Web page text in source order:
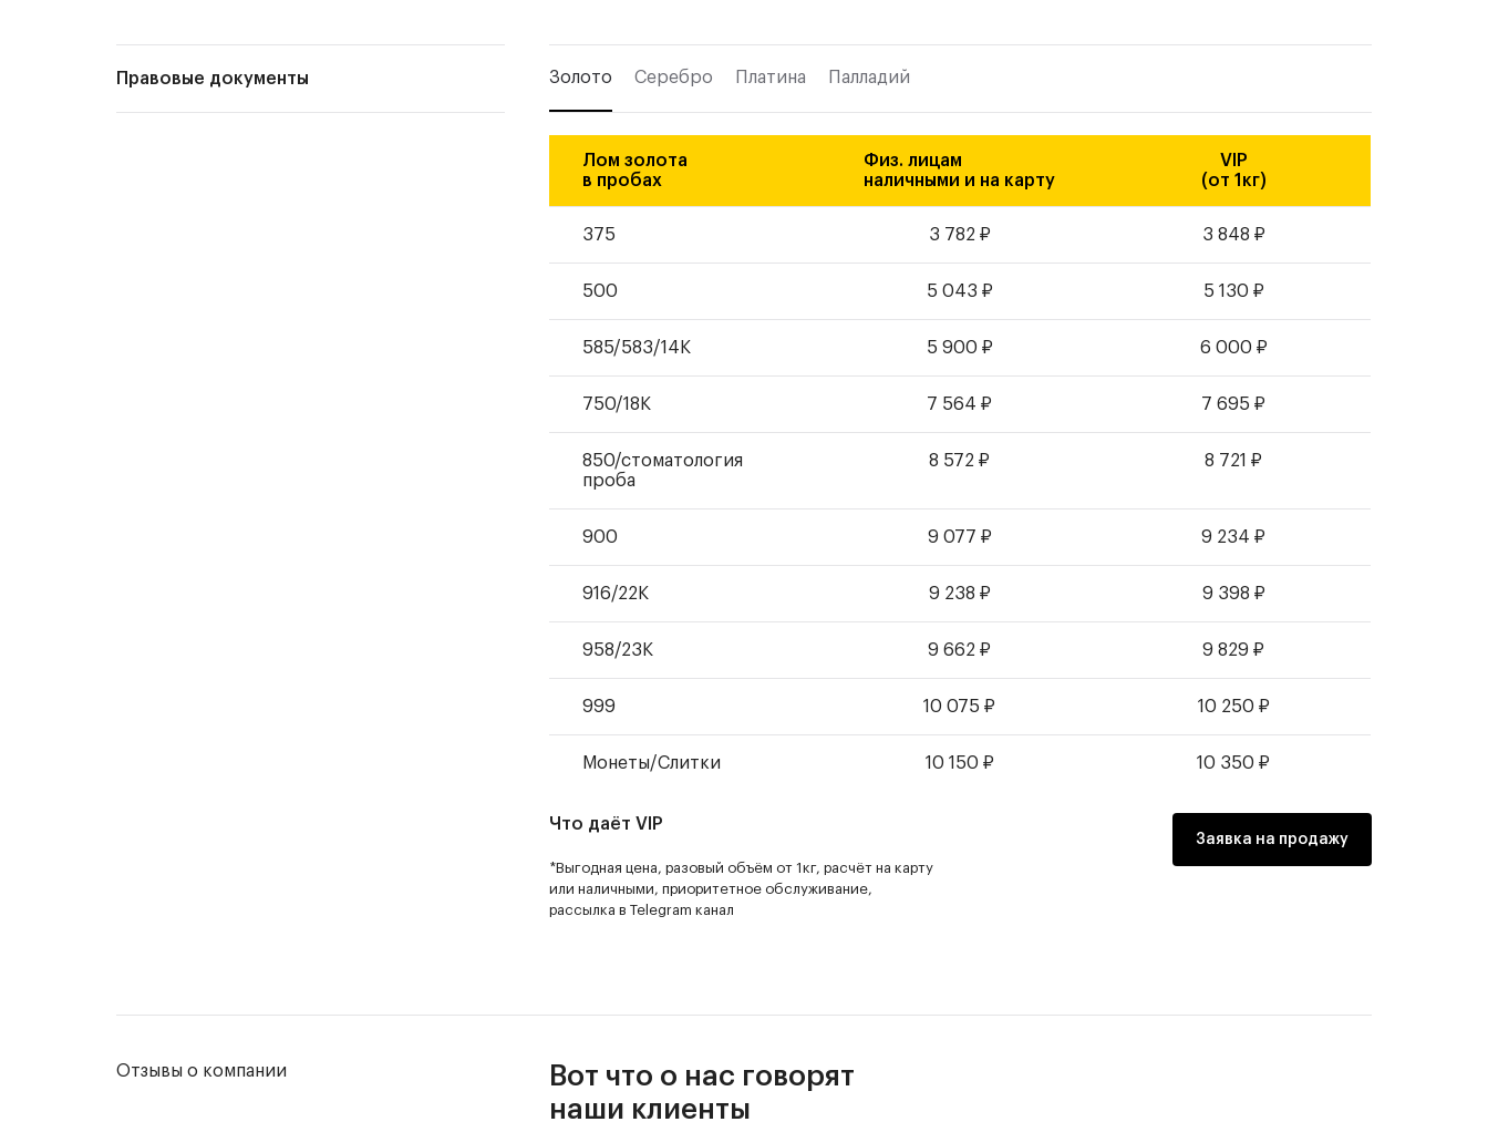
Золото Серебро Платина Палладий
Лом золота
в пробах
Физ. лицам
наличными и на карту
VIP
(от 1кг)
375 3 782 ₽ 3 848 ₽
500 5 043 ₽ 5 130 ₽
585/583/14К 5 900 ₽ 6 000 ₽
750/18К 7 564 ₽ 7 695 ₽
850/стоматология
проба
8 572 ₽ 8 721 ₽
900 9 077 ₽ 9 234 ₽
916/22К 9 238 ₽ 9 398 ₽
958/23К 9 662 ₽ 9 829 ₽
999 10 075 ₽ 10 250 ₽
Монеты/Слитки 10 150 ₽ 10 350 ₽
Что даёт VIP
*Выгодная цена, разовый объём от 1кг, расчёт на карту
или наличными, приоритетное обслуживание,
рассылка в Telegram канал
Заявка на продажу
Правовые документы
Отзывы о компании
Вот что о нас говорят
наши клиенты